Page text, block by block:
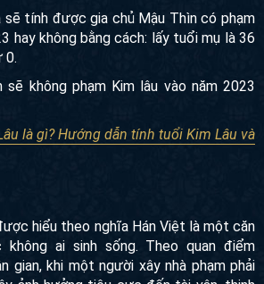
tính được gia chủ Mậu Thìn có phạm
hay không bằng cách: lấy tuổi mụ là 36
0.
không phạm Kim lâu vào năm 2023
là gì? Hướng dẫn tính tuổi Kim Lâu và
hiểu theo nghĩa Hán Việt là một căn
không ai sinh sống. Theo quan điểm
gian, khi một người xây nhà phạm phải